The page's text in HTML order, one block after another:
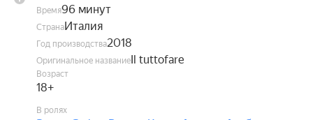
Время96 минут
СтранаИталия
Год производства2018
Оригинальное названиеIl tuttofare
Возраст
18+
В ролях